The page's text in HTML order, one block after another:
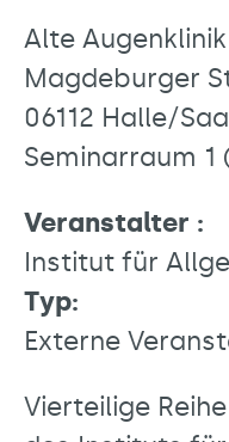
Alte Augenklinik
Magdeburger
06112 Halle/
Seminarraum 1
Veranstalter :
Institut für
Typ:
Externe
Vierteilige